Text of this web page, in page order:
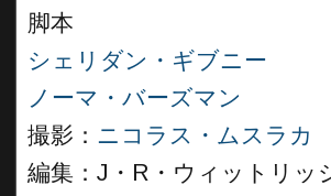
脚本
シェリダン・ギブニー
ノーマ・バーズマン
撮影： ニコラス・ムスラカ
編集：J・R・ウィットリッ